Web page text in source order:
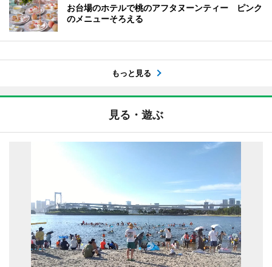
お台場のホテルで桃のアフタヌーンティー ピンク
のメニューそろえる
もっと見る
見る・遊ぶ